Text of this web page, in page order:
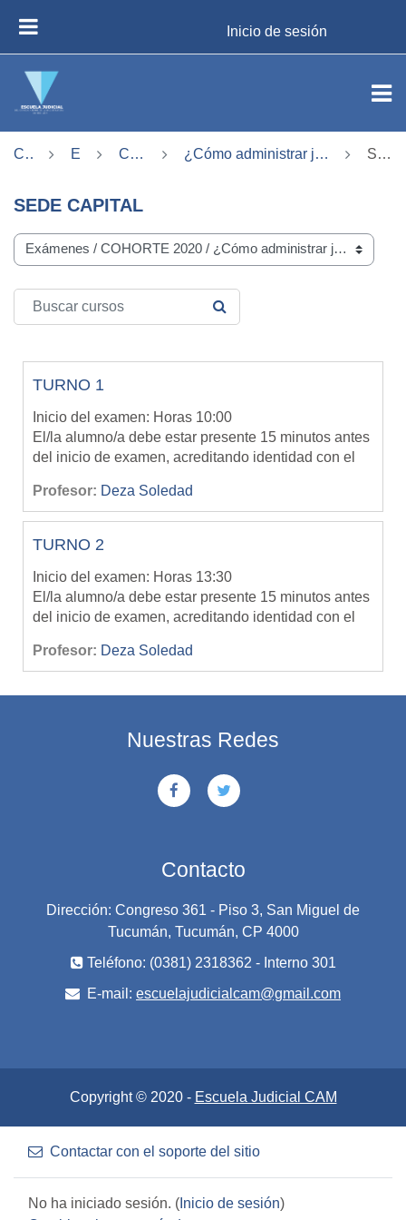
Inicio de sesión
Cursos COHORTE 2020 ¿Cómo administrar justicia desde una perspectiva de género? SEDE CAPITAL
SEDE CAPITAL
Categorías del curso
Buscar cursos
BUSCAR CURSOS
TURNO 1
Inicio del examen: Horas 10:00
El/la alumno/a debe estar presente 15 minutos antes
del inicio de examen, acreditando identidad con el
El cupo máximo de alumnos permitidos para rendir
es de 36 (treinta y cinco)
Una vez completado el cupo deberá inscribirse para
NO SE PERMITEN CAMBIOS DE SEDE
Profesor: Deza Soledad
TURNO 2
Inicio del examen: Horas 13:30
El/la alumno/a debe estar presente 15 minutos antes
del inicio de examen, acreditando identidad con el
El cupo máximo de alumnos permitidos para rendir
es de 36 (treinta y cinco)
Una vez completado el cupo deberá inscribirse para
NO SE PERMITEN CAMBIOS DE SEDE
Profesor: Deza Soledad
Nuestras Redes
Contacto
Dirección: Congreso 361 - Piso 3, San Miguel de
Tucumán, Tucumán, CP 4000
Teléfono: (0381) 2318362 - Interno 301
E-mail: escuelajudicialcam@gmail.com
Copyright © 2020 - Escuela Judicial CAM
Contactar con el soporte del sitio
No ha iniciado sesión. ( Inicio de sesión)